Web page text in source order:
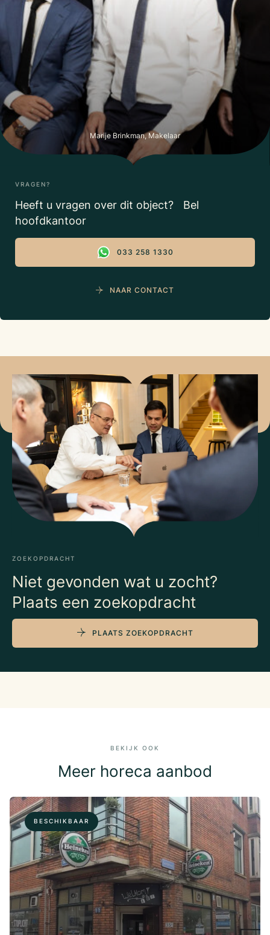
Marije Brinkman, Makelaar
VRAGEN?
Heeft u vragen over dit object? Bel
hoofdkantoor
033 258 1330
NAAR CONTACT
ZOEKOPDRACHT
Niet gevonden wat u zocht?
Plaats een zoekopdracht
PLAATS ZOEKOPDRACHT
BEKIJK OOK
Meer horeca aanbod
BESCHIKBAAR